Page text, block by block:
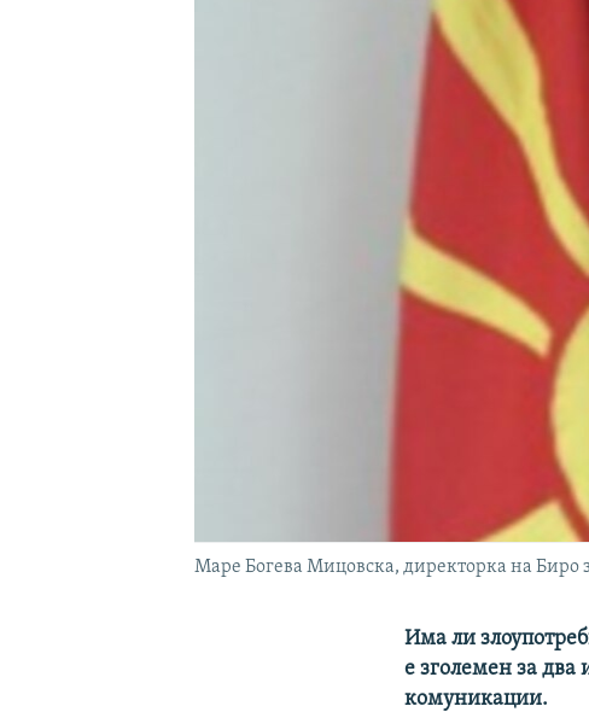
Маре Богева Мицовска, директорка на Биро
Има ли
е зголемен за два
комуникации.